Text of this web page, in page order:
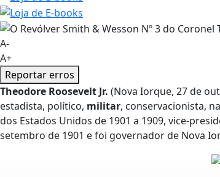
A-
A+
Reportar erros
Theodore Roosevelt Jr. (Nova Iorque, 27 de
estadista, político, militar, conservacionista,
dos Estados Unidos de 1901 a 1909, vice-
setembro de 1901 e foi governador de Nova